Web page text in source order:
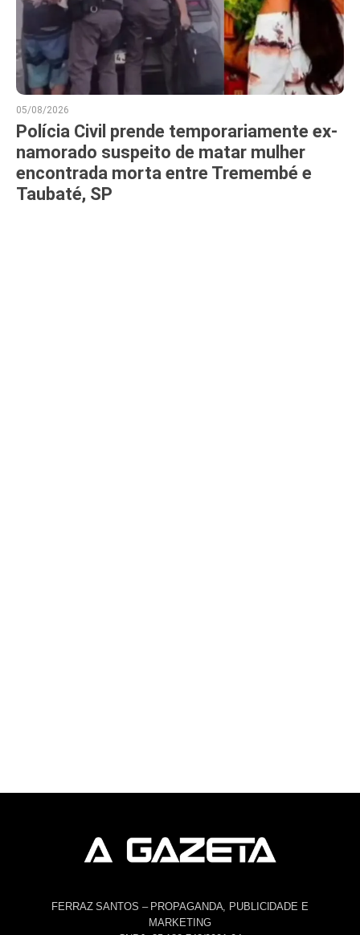
05/08/2026
Polícia Civil prende temporariamente ex-
namorado suspeito de matar mulher
encontrada morta entre Tremembé e
Taubaté, SP
FERRAZ SANTOS – PROPAGANDA, PUBLICIDADE E
MARKETING